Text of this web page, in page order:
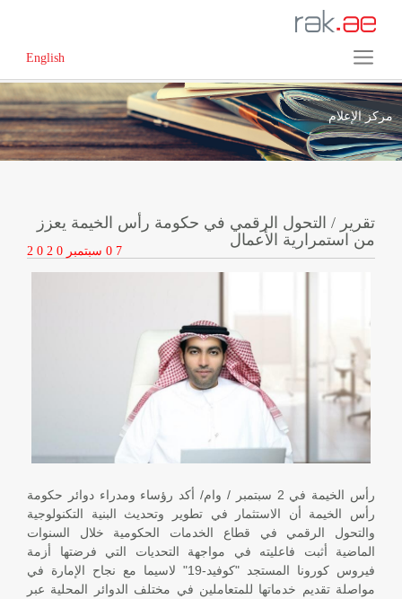
English
مركز الإعلام
تقرير / التحول الرقمي في حكومة رأس الخيمة يعزز
من استمرارية الأعمال
2 0 2 0 0 7
رأس الخيمة في 2 سبتمبر / وام/ أكد رؤساء ومدراء دوائر حكومة
رأس الخيمة أن الاستثمار في تطوير وتحديث البنية التكنولوجية
والتحول الرقمي في قطاع الخدمات الحكومية خلال السنوات
الماضية أثبت فاعليته في مواجهة التحديات التي فرضتها أزمة
فيروس كورونا المستجد "كوفيد-19" لاسيما مع نجاح الإمارة في
مواصلة تقديم خدماتها للمتعاملين في مختلف الدوائر المحلية عبر